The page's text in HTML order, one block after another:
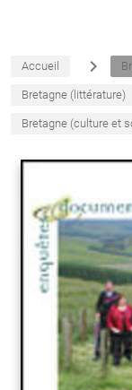
Accueil navigate_next
Bretagne (littérature)
Bretagne (culture et